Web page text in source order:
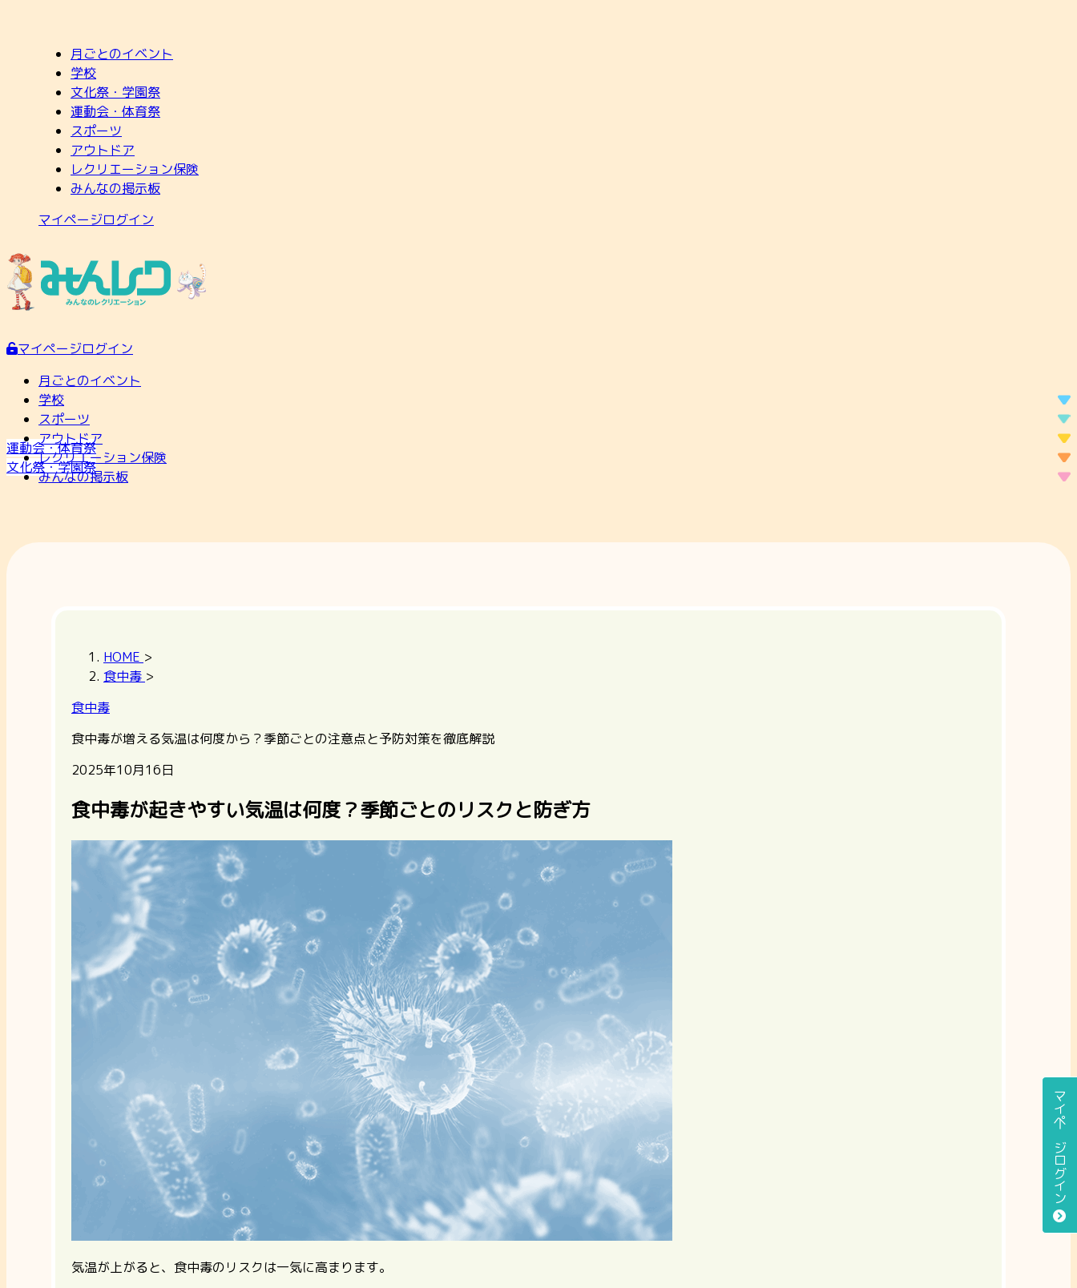
月ごとのイベント
学校
文化祭・学園祭
運動会・体育祭
スポーツ
アウトドア
レクリエーション保険
みんなの掲示板
マイページログイン
マイページログイン
マイページログイン
月ごとのイベント
学校
運動会・体育祭
文化祭・学園祭
スポーツ
アウトドア
レクリエーション保険
みんなの掲示板
HOME >
食中毒 >
食中毒
食中毒が増える気温は何度から？季節ごとの注意点と予防対策を徹底解説
2025年10月16日
食中毒が起きやすい気温は何度？季節ごとのリスクと防ぎ方
気温が上がると、食中毒のリスクは一気に高まります。